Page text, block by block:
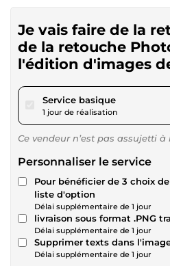
Je vais faire de la
de la retouche
l'édition d'images
Service basiquepour 17,34
1 jour de réalisation
Ce vendeur n’est pas assujetti à
Personnaliser le service
Pour bénéficier de 3 choix
liste d'option
Délai supplémentaire de 1 jour
livraison sous format .PNG
Délai supplémentaire de 1 jour
Supprimer texts dans
Délai supplémentaire de 1 jour